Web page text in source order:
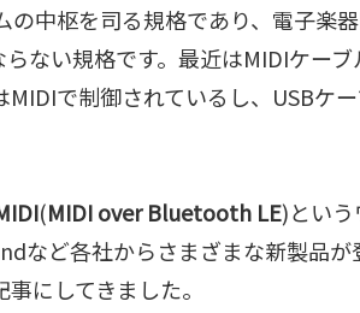
の中枢を司る規格であり、電子楽
ない規格です。最近はMIDIケー
で制御されているし、USBケ
(MIDI over Bluetooth LE)とい
など各社からさまざまな新製品
にしてきました。